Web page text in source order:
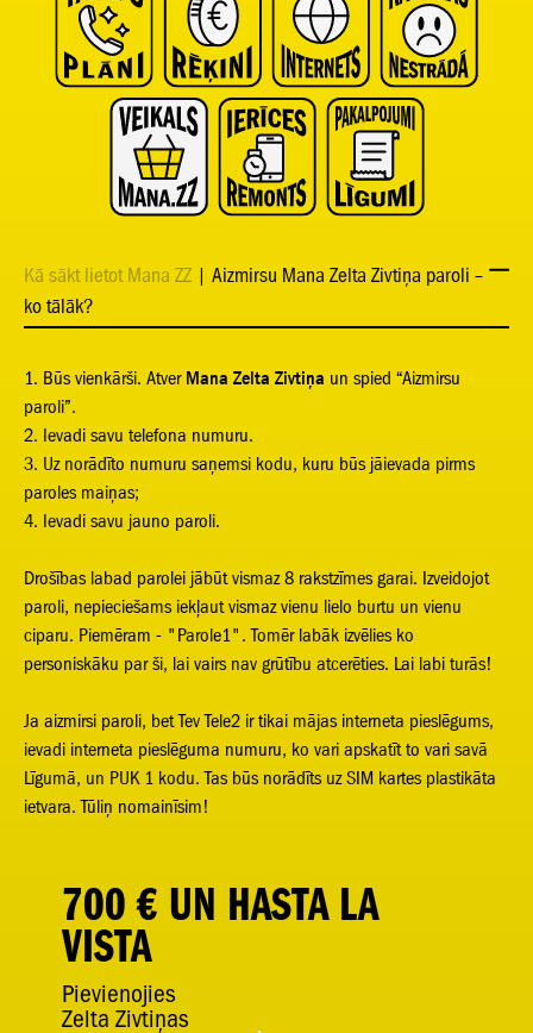
Kā sākt lietot Mana ZZ | Aizmirsu Mana Zelta Zivtiņa paroli –
ko tālāk?
1. Būs vienkārši. Atver Mana Zelta Zivtiņa un spied “Aizmirsu
paroli”.
2. Ievadi savu telefona numuru.
3. Uz norādīto numuru saņemsi kodu, kuru būs jāievada pirms
paroles maiņas;
4. Ievadi savu jauno paroli.
Drošības labad parolei jābūt vismaz 8 rakstzīmes garai. Izveidojot
paroli, nepieciešams iekļaut vismaz vienu lielo burtu un vienu
ciparu. Piemēram - "Parole1". Tomēr labāk izvēlies ko
personiskāku par ši, lai vairs nav grūtību atcerēties. Lai labi turās!
Ja aizmirsi paroli, bet Tev Tele2 ir tikai mājas interneta pieslēgums,
ievadi interneta pieslēguma numuru, ko vari apskatīt to vari savā
Līgumā, un PUK 1 kodu. Tas būs norādīts uz SIM kartes plastikāta
ietvara. Tūliņ nomainīsim!
700 € UN HASTA LA
VISTA
Pievienojies
Zelta Zivtiņas